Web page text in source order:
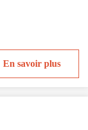
En savoir plus